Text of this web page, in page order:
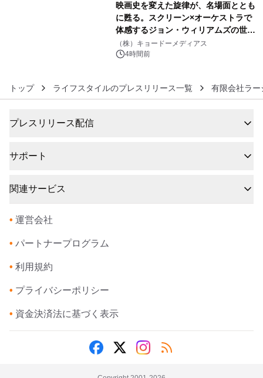
映画史を変えた旋律が、名場面ととも
に甦る。スクリーン×オーケストラで
体感するジョン・ウィリアムズの世
界。ジョン・ウィリアムズ：シネマ・
スペクタキュラー・コンサート 開催決
（株）キョードーメディアス
4時間前
トップ ライフスタイルのプレスリリース一覧 有限会社ラー
プレスリリース配信
サポート
関連サービス
• 運営会社
• パートナープログラム
• 利用規約
• プライバシーポリシー
• 資金決済法に基づく表示